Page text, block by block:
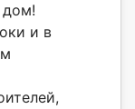
дом!
и в